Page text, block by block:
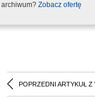
Zobacz ofertę
POPRZEDNI ARTYKUŁ Z